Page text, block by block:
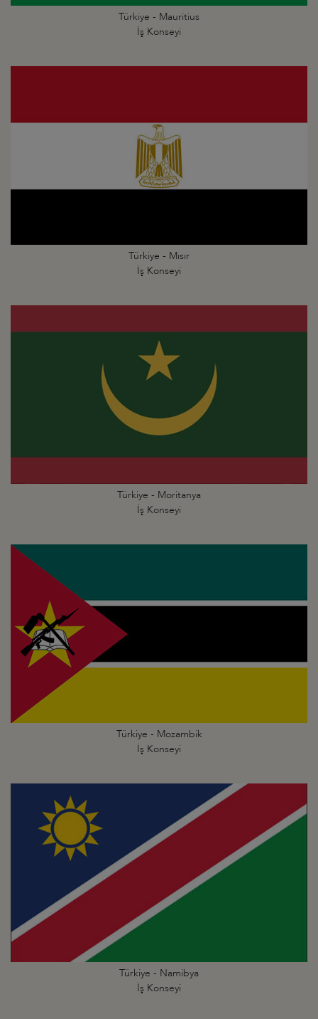
Türkiye - Mauritius
İş Konseyi
Türkiye - Mısır
İş Konseyi
Türkiye - Moritanya
İş Konseyi
Türkiye - Mozambik
İş Konseyi
Türkiye - Namibya
İş Konseyi